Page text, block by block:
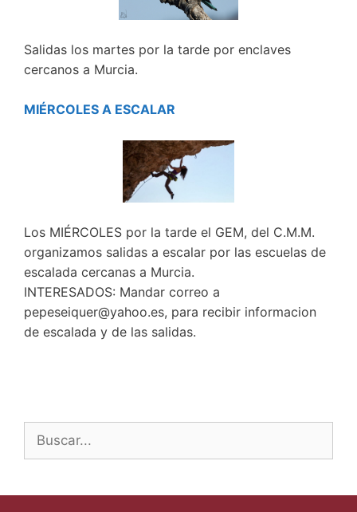
Salidas los martes por la tarde por enclaves
cercanos a Murcia.
MIÉRCOLES A ESCALAR
Los MIÉRCOLES por la tarde el GEM, del C.M.M.
organizamos salidas a escalar por las escuelas de
escalada cercanas a Murcia.
INTERESADOS: Mandar correo a
pepeseiquer@yahoo.es, para recibir informacion
de escalada y de las salidas.
Buscar: